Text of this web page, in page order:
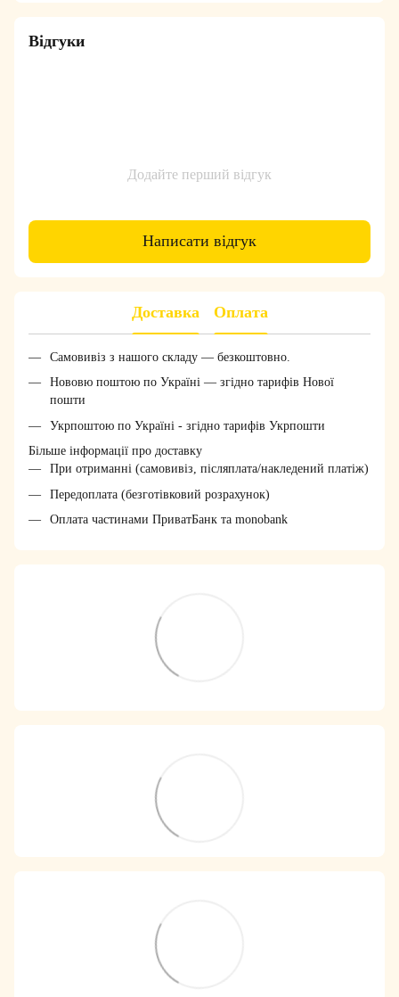
Відгуки
Додайте перший відгук
Написати відгук
Доставка Оплата
Самовивіз з нашого складу — безкоштовно.
Нововю поштою по Україні — згідно тарифів Нової
пошти
Укрпоштою по Україні - згідно тарифів Укрпошти
Більше інформації про доставку
При отриманні (самовивіз, післяплата/накледений платіж)
Передоплата (безготівковий розрахунок)
Оплата частинами ПриватБанк та monobank